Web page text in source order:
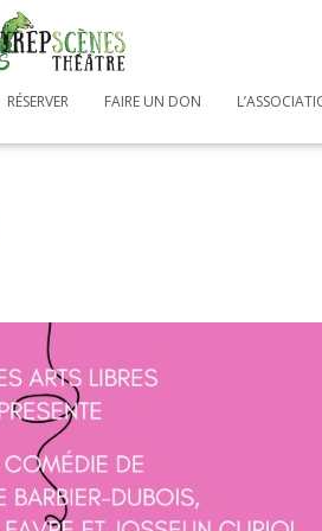
RÉSERVER FAIRE UN DON